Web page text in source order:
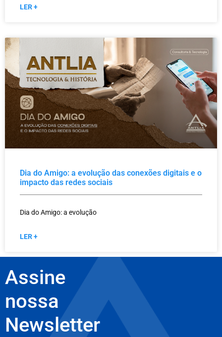
LER +
Dia do Amigo: a evolução das conexões digitais e o
impacto das redes sociais
Dia do Amigo: a evolução
LER +
Assine
nossa
Newsletter